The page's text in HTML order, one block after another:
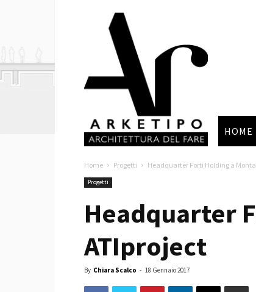
Arketipo
HOME
Home Progetti Headquarter Forti Holding a
Progetti
Headquarter
ATIproject
By Chiara Scalco - 18 Gennaio 2017